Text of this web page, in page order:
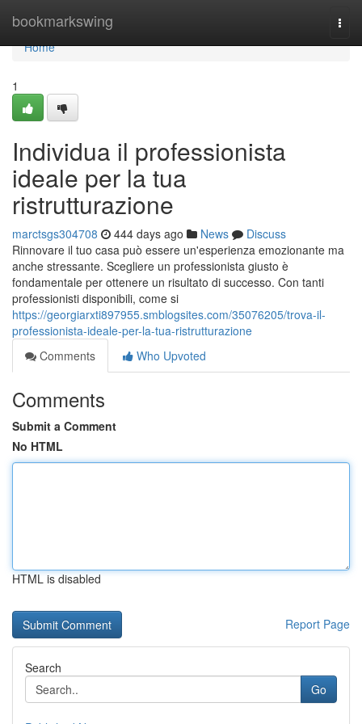
bookmarkswing
Home
Home
1
Individua il professionista
ideale per la tua
ristrutturazione
marctsgs304708 444 days ago News
Discuss
Rinnovare il tuo casa può essere un'esperienza emozionante ma
anche stressante. Scegliere un professionista giusto è
fondamentale per ottenere un risultato di successo. Con tanti
professionisti disponibili, come si
https://georgiarxti897955.smblogsites.com/35076205/trova-il-
professionista-ideale-per-la-tua-ristrutturazione
Comments
Who Upvoted
Comments
Submit a Comment
No HTML
HTML is disabled
Report Page
Search
Go